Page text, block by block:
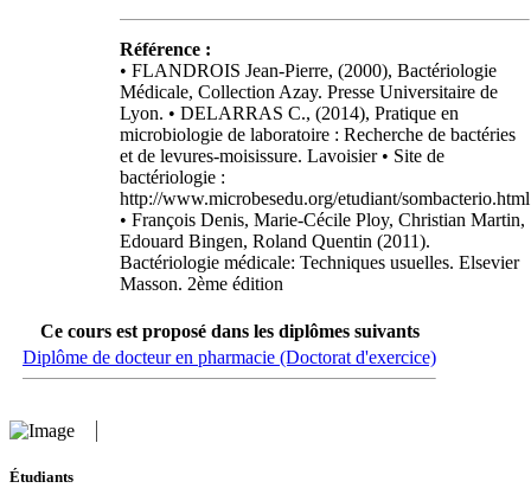
Référence :
• FLANDROIS Jean-Pierre, (2000), Bactériologie
Médicale, Collection Azay. Presse Universitaire de
Lyon. • DELARRAS C., (2014), Pratique en
microbiologie de laboratoire : Recherche de bactéries
et de levures-moisissure. Lavoisier • Site de
bactériologie :
http://www.microbesedu.org/etudiant/sombacterio.html
• François Denis, Marie-Cécile Ploy, Christian Martin,
Edouard Bingen, Roland Quentin (2011).
Bactériologie médicale: Techniques usuelles. Elsevier
Masson. 2ème édition
Ce cours est proposé dans les diplômes suivants
Diplôme de docteur en pharmacie (Doctorat d'exercice)
Étudiants